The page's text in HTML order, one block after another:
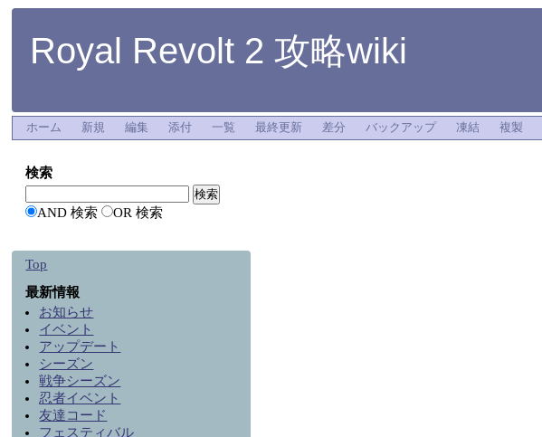
Royal Revolt 2 攻略wiki
ホーム 新規 編集 添付 一覧 最終更新 差分 バックアップ 凍結 複製
検索
AND 検索 OR 検索
Top
最新情報
お知らせ
イベント
アップデート
シーズン
戦争シーズン
忍者イベント
友達コード
フェスティバル